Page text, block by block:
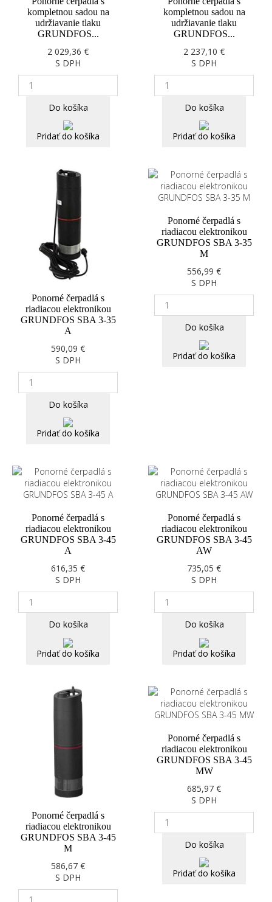
kompletnou sadou na
udržiavanie tlaku
GRUNDFOS...
2 029,36 €
S DPH
Do košíka
Pridať do košíka
kompletnou sadou na
udržiavanie tlaku
GRUNDFOS...
2 237,10 €
S DPH
Do košíka
Pridať do košíka
Ponorné čerpadlá s
riadiacou elektronikou
GRUNDFOS SBA 3-35
A
590,09 €
S DPH
Do košíka
Pridať do košíka
Ponorné čerpadlá s
riadiacou elektronikou
GRUNDFOS SBA 3-35
M
556,99 €
S DPH
Do košíka
Pridať do košíka
Ponorné čerpadlá s
riadiacou elektronikou
GRUNDFOS SBA 3-45
A
616,35 €
S DPH
Do košíka
Pridať do košíka
Ponorné čerpadlá s
riadiacou elektronikou
GRUNDFOS SBA 3-45
AW
735,05 €
S DPH
Do košíka
Pridať do košíka
Ponorné čerpadlá s
riadiacou elektronikou
GRUNDFOS SBA 3-45
M
586,67 €
S DPH
Ponorné čerpadlá s
riadiacou elektronikou
GRUNDFOS SBA 3-45
MW
685,97 €
S DPH
Do košíka
Pridať do košíka